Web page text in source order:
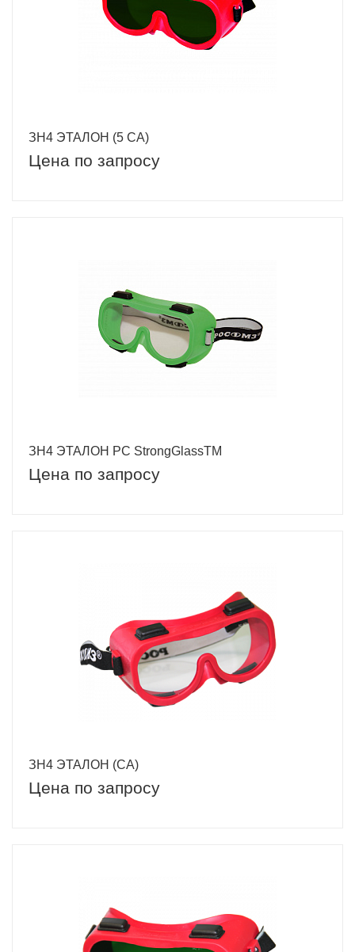
ЗН4 ЭТАЛОН (5 СA)
Цена по запросу
ЗН4 ЭТАЛОН РС StrongGlassTM
Цена по запросу
ЗН4 ЭТАЛОН (CA)
Цена по запросу